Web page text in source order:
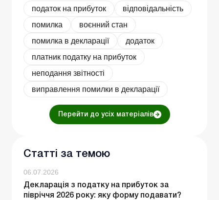
податок на прибуток
відповідальність
помилка
воєнний стан
помилка в декларації
додаток
платник податку на прибуток
неподання звітності
виправлення помилки в декларації
Перейти до усіх матеріалів
Статті за темою
06.07.2026
Декларація з податку на прибуток за
півріччя 2026 року: яку форму подавати?